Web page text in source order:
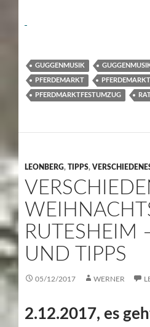
GUGGENMUSIK
PFERDEMARKT
PFERDMARKTFESTUMZUG
LEONBERG, TIPPS,
RUTESHEIM
UND TIPPS
05/12/2017 WERNER
2.12.2017, es